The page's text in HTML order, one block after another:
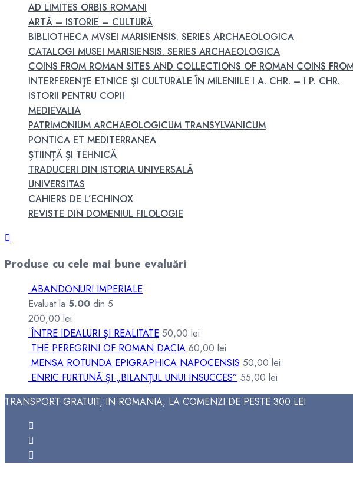
AD LIMITES ORBIS ROMANI
ARTĂ – ISTORIE – CULTURĂ
BIBLIOTHECA MVSEI MARISIENSIS. SERIES ARCHAEOLOGICA
CATALOGI MUSEI MARISIENSIS. SERIES ARCHAEOLOGICA
COINS FROM ROMAN SITES AND COLLECTIONS OF ROMAN COINS
INTERFERENŢE ETNICE ŞI CULTURALE ÎN MILENIILE I A. CHR. – I P. CHR.
ISTORII PENTRU COPII
MEDIEVALIA
PATRIMONIUM ARCHAEOLOGICUM TRANSYLVANICUM
PONTICA ET MEDITERRANEA
ȘTIINȚĂ ȘI TEHNICĂ
TRADUCERI DIN ISTORIA UNIVERSALĂ
UNIVERSITAS
CAHIERS DE L’ECHINOX
REVISTE DIN DOMENIUL FILOLOGIE
Produse cu cele mai bune evaluări
ABANDONURI IMPERIALE
Evaluat la 5.00 din 5
200,00 lei
ÎNTRE IDEALURI ȘI REALITATE 50,00 lei
THE PEREGRINI OF ROMAN DACIA 60,00 lei
MENSA ROTUNDA EPIGRAPHICA NAPOCENSIS 50,00 lei
ENRIC FURTUNĂ ȘI „BILANȚUL UNUI INSUCCES” 55,00 lei
TRANSPORT GRATUIT, IN ROMANIA, LA COMENZI DE PESTE 300 LEI